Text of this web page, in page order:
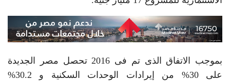
بموجب الاتفاق الذى تم فى 2016 تحصل مصر الجديدة
على 30% من إيرادات الوحدات السكنية و 30.2%